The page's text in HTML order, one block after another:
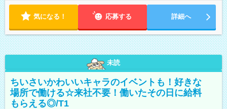
気になる！ 応募する 詳細へ
未読
ちいさいかわいいキャラのイベントも！好きな
場所で働ける☆来社不要！働いたその日に給料
もらえる◎/T1